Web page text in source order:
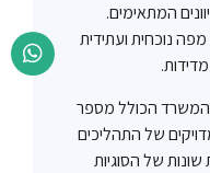
המתאימים.
נוכחית ועתידית
הכולל מספר
של התהליכים
שונות של הסוגיות